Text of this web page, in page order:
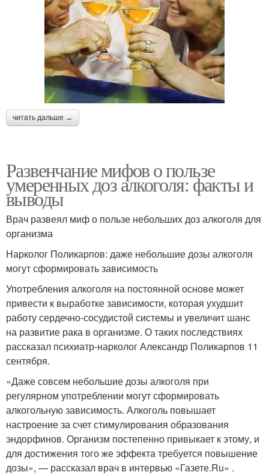
читать дальше →
Развенчание мифов о пользе
умеренных доз алкоголя: факты и
выводы
Врач развеял миф о пользе небольших доз алкоголя для
организма
Нарколог Поликарпов: даже небольшие дозы алкоголя
могут сформировать зависимость
Употребления алкоголя на постоянной основе может
привести к выработке зависимости, которая ухудшит
работу сердечно-сосудистой системы и увеличит шанс
на развитие рака в организме. О таких последствиях
рассказал психиатр-нарколог Александр Поликарпов 11
сентября.
«Даже совсем небольшие дозы алкоголя при
регулярном употреблении могут сформировать
алкогольную зависимость. Алкоголь повышает
настроение за счет стимулирования образования
эндорфинов. Организм постепенно привыкает к этому, и
для достижения того же эффекта требуется повышение
дозы», — рассказал врач в интервью «Газете.Ru» .